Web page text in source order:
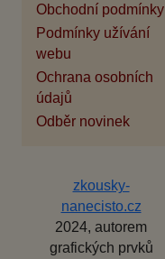
Obchodní podmínky
Podmínky užívání
webu
Ochrana osobních
údajů
Odběr novinek
zkousky-
nanecisto.cz
2024, autorem
grafických prvků